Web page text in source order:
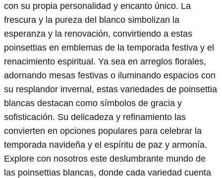
con su propia personalidad y encanto único. La
frescura y la pureza del blanco simbolizan la
esperanza y la renovación, convirtiendo a estas
poinsettias en emblemas de la temporada festiva y el
renacimiento espiritual. Ya sea en arreglos florales,
adornando mesas festivas o iluminando espacios con
su resplandor invernal, estas variedades de poinsettia
blancas destacan como símbolos de gracia y
sofisticación. Su delicadeza y refinamiento las
convierten en opciones populares para celebrar la
temporada navideña y el espíritu de paz y armonía.
Explore con nosotros este deslumbrante mundo de
las poinsettias blancas, donde cada variedad cuenta